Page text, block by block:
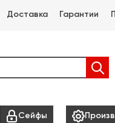
Доставка Гарантии

Сейфы 